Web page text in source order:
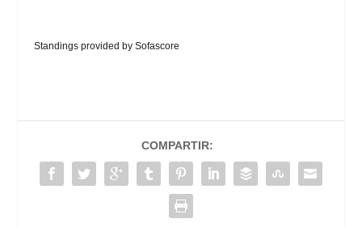
Standings provided bySofascore
COMPARTIR: